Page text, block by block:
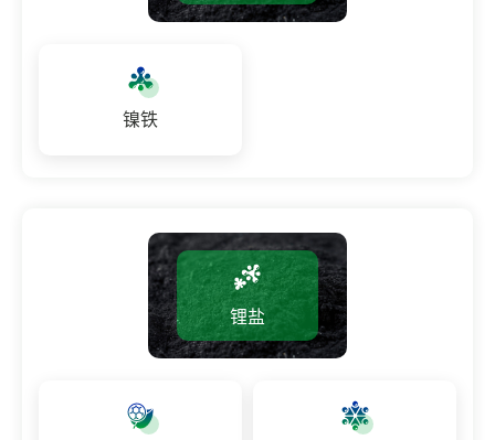
镍铁
锂盐